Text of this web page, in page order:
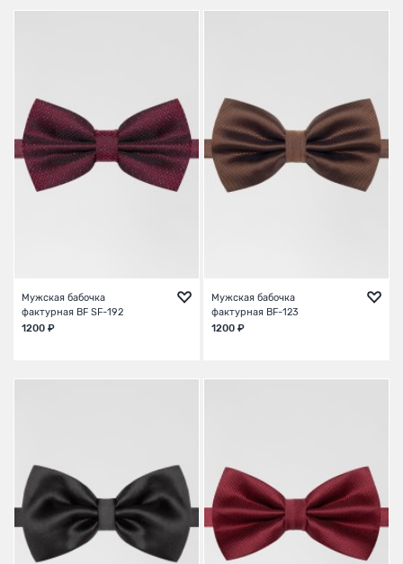
Мужская бабочка
фактурная BF SF-192
1200 ₽
Мужская бабочка
фактурная BF-123
1200 ₽